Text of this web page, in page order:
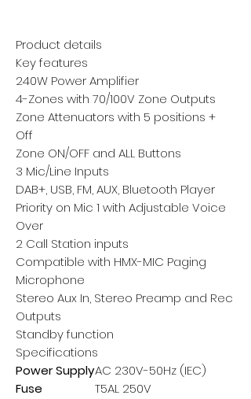
Product details
Key features
240W Power Amplifier
4-Zones with 70/100V Zone Outputs
Zone Attenuators with 5 positions +
Off
Zone ON/OFF and ALL Buttons
3 Mic/Line Inputs
DAB+, USB, FM, AUX, Bluetooth Player
Priority on Mic 1 with Adjustable Voice
Over
2 Call Station inputs
Compatible with HMX-MIC Paging
Microphone
Stereo Aux In, Stereo Preamp and Rec
Outputs
Standby function
Specifications
Power SupplyAC 230V-50Hz (IEC)
Fuse
T5AL 250V